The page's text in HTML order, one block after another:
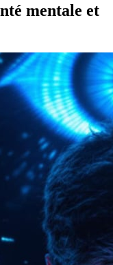
mentale et